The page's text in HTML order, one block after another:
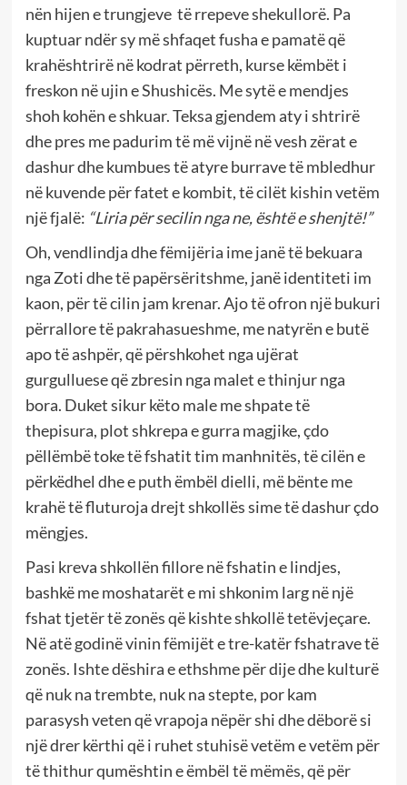
nën hijen e trungjeve të rrepeve shekullorë. Pa
kuptuar ndër sy më shfaqet fusha e pamatë që
krahështrirë në kodrat përreth, kurse këmbët i
freskon në ujin e Shushicës. Me sytë e mendjes
shoh kohën e shkuar. Teksa gjendem aty i shtrirë
dhe pres me padurim të më vijnë në vesh zërat e
dashur dhe kumbues të atyre burrave të mbledhur
në kuvende për fatet e kombit, të cilët kishin vetëm
një fjalë: “Liria për secilin nga ne, është e shenjtë!”
Oh, vendlindja dhe fëmijëria ime janë të bekuara
nga Zoti dhe të papërsëritshme, janë identiteti im
kaon, për të cilin jam krenar. Ajo të ofron një bukuri
përrallore të pakrahasueshme, me natyrën e butë
apo të ashpër, që përshkohet nga ujërat
gurgulluese që zbresin nga malet e thinjur nga
bora. Duket sikur këto male me shpate të
thepisura, plot shkrepa e gurra magjike, çdo
pëllëmbë toke të fshatit tim manhnitës, të cilën e
përkëdhel dhe e puth ëmbël dielli, më bënte me
krahë të fluturoja drejt shkollës sime të dashur çdo
mëngjes.
Pasi kreva shkollën fillore në fshatin e lindjes,
bashkë me moshatarët e mi shkonim larg në një
fshat tjetër të zonës që kishte shkollë tetëvjeçare.
Në atë godinë vinin fëmijët e tre-katër fshatrave të
zonës. Ishte dëshira e ethshme për dije dhe kulturë
që nuk na trembte, nuk na stepte, por kam
parasysh veten që vrapoja nëpër shi dhe dëborë si
një drer kërthi që i ruhet stuhisë vetëm e vetëm për
të thithur qumështin e ëmbël të mëmës, që për